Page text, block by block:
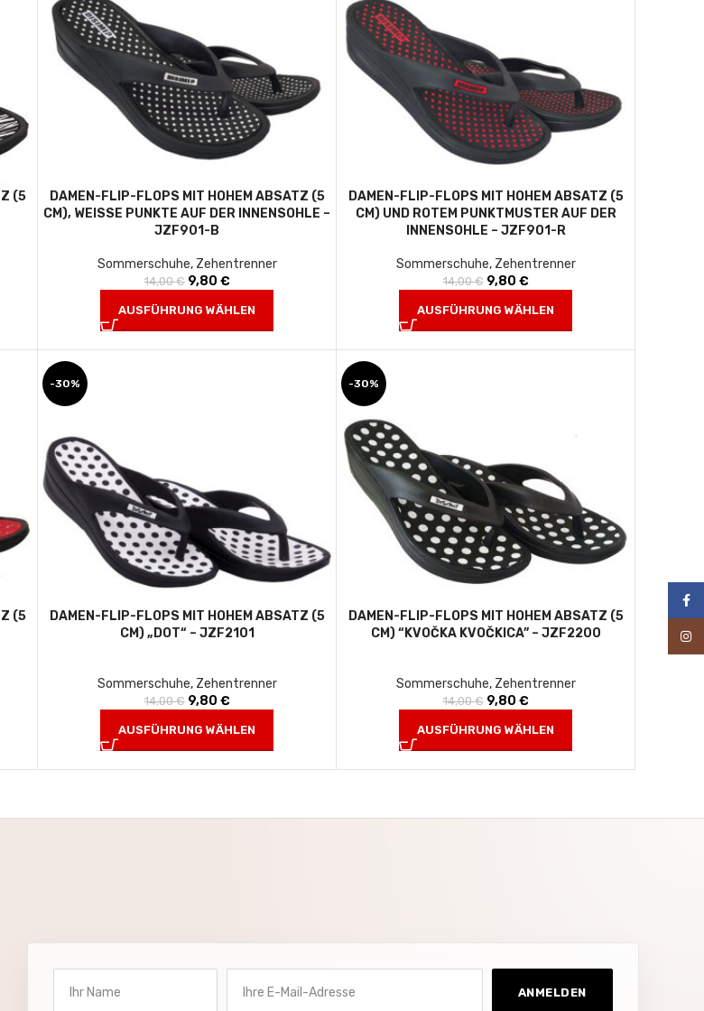
(5
war:
DAMEN-FLIP-FLOPS MIT HOHEM ABSATZ (5
CM), WEISSE PUNKTE AUF DER INNENSOHLE – J
ZF901-B
Sommerschuhe, Zehentrenner
14,00€ Ursprünglicher Preis war:
9,80 €
AUSFÜHRUNG WÄHLEN
DAMEN-FLIP-FLOPS MIT HOHEM ABSATZ (5
CM) UND ROTEM PUNKTMUSTER AUF DER
INNENSOHLE – JZF901-R
Sommerschuhe, Zehentrenner
14,00€ Ursprünglicher Preis war:
9,80 €
AUSFÜHRUNG WÄHLEN
(5
war:
-30%
DAMEN-FLIP-FLOPS MIT HOHEM ABSATZ (5
CM) „DOT“ – JZF2101
Sommerschuhe, Zehentrenner
14,00€ Ursprünglicher Preis war:
9,80 €
AUSFÜHRUNG WÄHLEN
-30%
DAMEN-FLIP-FLOPS MIT HOHEM ABSATZ (5
CM) “KVOČKA KVOČKICA” – JZF2200
Sommerschuhe, Zehentrenner
14,00€ Ursprünglicher Preis war:
9,80 €
AUSFÜHRUNG WÄHLEN
ANMELDEN